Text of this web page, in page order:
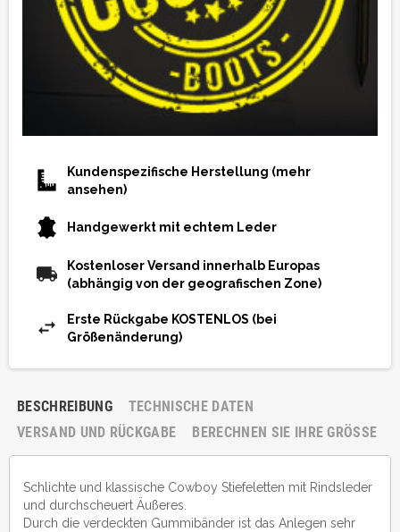
Kundenspezifische Herstellung (mehr
ansehen)
Handgewerkt mit echtem Leder
Kostenloser Versand innerhalb Europas
(abhängig von der geografischen Zone)
Erste Rückgabe KOSTENLOS (bei
Größenänderung)
BESCHREIBUNG
TECHNISCHE DATEN
VERSAND UND RÜCKGABE
BERECHNEN SIE IHRE GRÖSSE
Schlichte und klassische Cowboy Stiefeletten mit Rindsleder
und durchscheuert Äußeres.
Durch die verdeckten Gummibänder ist das Anlegen sehr